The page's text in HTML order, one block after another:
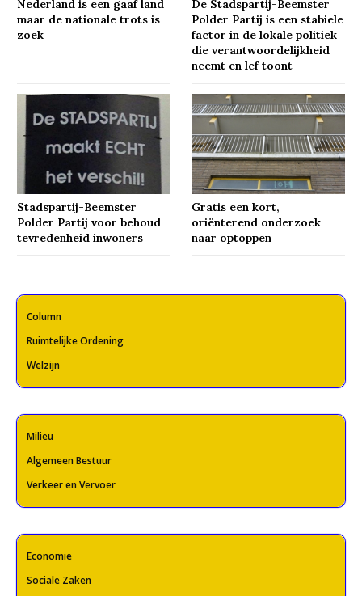
Nederland is een gaaf land
maar de nationale trots is
zoek
De Stadspartij-Beemster
Polder Partij is een stabiele
factor in de lokale politiek
die verantwoordelijkheid
neemt en lef toont
Stadspartij-Beemster
Polder Partij voor behoud
tevredenheid inwoners
Gratis een kort,
oriënterend onderzoek
naar optoppen
Column
Ruimtelijke Ordening
Welzijn
Milieu
Algemeen Bestuur
Verkeer en Vervoer
Economie
Sociale Zaken